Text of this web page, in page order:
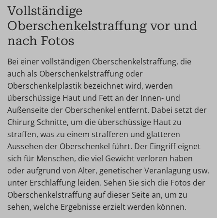
Vollständige
Oberschenkelstraffung vor und
nach Fotos
Bei einer vollständigen Oberschenkelstraffung, die
auch als Oberschenkelstraffung oder
Oberschenkelplastik bezeichnet wird, werden
überschüssige Haut und Fett an der Innen- und
Außenseite der Oberschenkel entfernt. Dabei setzt der
Chirurg Schnitte, um die überschüssige Haut zu
straffen, was zu einem strafferen und glatteren
Aussehen der Oberschenkel führt. Der Eingriff eignet
sich für Menschen, die viel Gewicht verloren haben
oder aufgrund von Alter, genetischer Veranlagung usw.
unter Erschlaffung leiden. Sehen Sie sich die Fotos der
Oberschenkelstraffung auf dieser Seite an, um zu
sehen, welche Ergebnisse erzielt werden können.